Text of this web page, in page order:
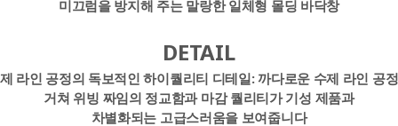
미끄럼을 방지해 주는 말랑한 일체형 몰딩 바닥창
DETAIL
라인 공정의 독보적인 하이퀄리티 디테일:까다로운 수제 라인 공
거쳐 위빙 짜임의 정교함과 마감 퀄리티가 기성 제품과
차별화되는 고급스러움을 보여줍니다